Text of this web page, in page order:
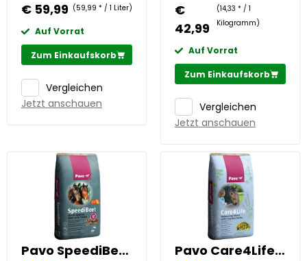
Weidenrinde
€ 59,99 (59,99 * / 1 Liter)
Auf Vorrat
Zum Einkaufskorb
Vergleichen
Jetzt anschauen
€
42,99
(14,33 * / 1
Kilogramm)
Auf Vorrat
Zum Einkaufskorb
Vergleichen
Jetzt anschauen
Pavo SpeediBeet 15 kg Pavo Care4Life 15 kg